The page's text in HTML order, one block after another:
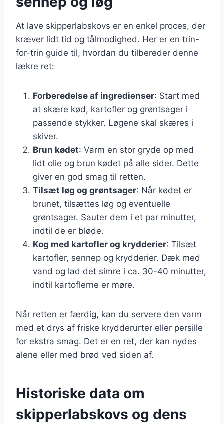
At lave skipperlabskovs er en enkel proces, der
kræver lidt tid og tålmodighed. Her er en trin-
for-trin guide til, hvordan du tilbereder denne
lækre ret:
Forberedelse af ingredienser: Start med
at skære kød, kartofler og grøntsager i
passende stykker. Løgene skal skæres i
skiver.
Brun kødet: Varm en stor gryde op med
lidt olie og brun kødet på alle sider. Dette
giver en god smag til retten.
Tilsæt løg og grøntsager: Når kødet er
brunet, tilsættes løg og eventuelle
grøntsager. Sauter dem i et par minutter,
indtil de er bløde.
Kog med kartofler og krydderier: Tilsæt
kartofler, sennep og krydderier. Dæk med
vand og lad det simre i ca. 30-40 minutter,
indtil kartoflerne er møre.
Når retten er færdig, kan du servere den varm
med et drys af friske krydderurter eller persille
for ekstra smag. Det er en ret, der kan nydes
alene eller med brød ved siden af.
Historiske data om
skipperlabskovs og dens